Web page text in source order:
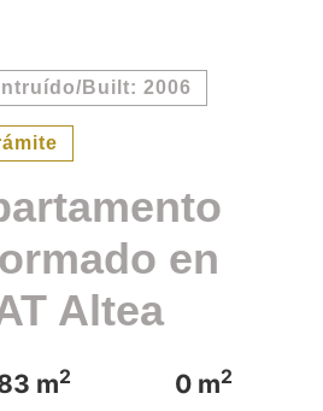
Built: 2006
en
Altea
m2 0 m2